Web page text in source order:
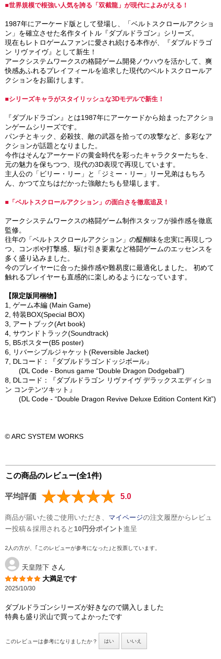
■世界規模で根強い人気を誇る「双截龍」が現代によみがえる！
1987年にアーケード版として登場し、「ベルトスクロールアクショ
ン」を確立させた名作タイトル『ダブルドラゴン』シリーズ。
現在もレトロゲームファンに愛され続ける本作が、『ダブルドラゴ
ン リヴァイヴ』として新生！
アークシステムワークスの格闘ゲーム開発ノウハウを活かして、爽
快感あふれるプレイフィールを追求した現代のベルトスクロールア
クションをお届けします。
■シリーズキャラがスタイリッシュな3Dモデルで新生！
『ダブルドラゴン』とは1987年にアーケードから始まったアクショ
ンゲームシリーズです。
パンチとキック、必殺技、敵の武器を拾っての攻撃など、多彩なア
クションが話題となりました。
今作はそんなアーケードの黄金時代を彩ったキャラクターたちを、
元の魅力を保ちつつ、現代の3D表現で再現しています。
主人公の「ビリー・リー」と「ジミー・リー」リー兄弟はもちろ
ん、かつて立ちはだかった強敵たちも登場します。
■「ベルトスクロールアクション」の面白さを徹底追及！
アークシステムワークスの格闘ゲーム制作スタッフが操作感を徹底
監修。
往年の「ベルトスクロールアクション」の醍醐味を忠実に再現しつ
つ、コンボや打撃感、駆け引き要素など格闘ゲームのエッセンスを
多く盛り込みました。
今のプレイヤーに合った操作感や難易度に最適化しました。 初めて
触れるプレイヤーも直感的に楽しめるようになっています。
【限定版同梱物】
1, ゲーム本編 (Main Game)
2, 特装BOX(Special BOX)
3, アートブック(Art book)
4, サウンドトラック(Soundtrack)
5, B5ポスター(B5 poster)
6, リバーシブルジャケット(Reversible Jacket)
7, DLコード：『ダブルドラゴンドッジボール』
(DL Code - Bonus game “Double Dragon Dodgeball”)
8, DLコード：『ダブルドラゴン リヴァイヴ デラックスエディショ
ン コンテンツキット』
(DL Code - “Double Dragon Revive Deluxe Edition Content Kit”)
© ARC SYSTEM WORKS
この商品のレビュー(全1件)
平均評価 5.0
商品が届いた後ご使用いただき、 マイページの注文履歴からレビュ
ー投稿＆採用されると 10円分ポイント進呈
2人の方が、｢このレビューが参考になった｣と投票しています。
天皇陛下 さん
大満足です
2025/10/30
ダブルドラゴンシリーズが好きなので購入しました
特典も盛り沢山で買ってよかったです
このレビューは参考になりましたか？ はい いいえ